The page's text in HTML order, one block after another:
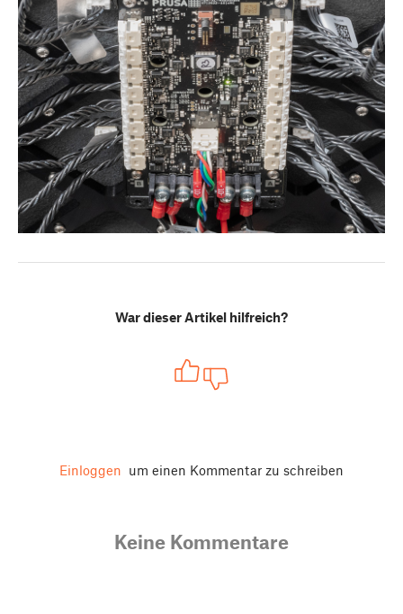
War dieser Artikel hilfreich?
Einloggen um einen Kommentar zu schreiben
Keine Kommentare